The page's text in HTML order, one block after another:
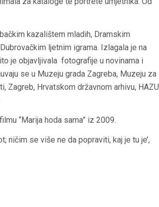
kazalištem mladih, Dramskim
ljetnim igrama. Izlagala je na
je objavljivala fotografije u novinama i
se u Muzeju grada Zagreba, Muzeju za
Hrvatskom državnom arhivu, HAZU
“Marija hoda sama” iz 2009.
ničim se više ne da popraviti, kaj je tu je’,